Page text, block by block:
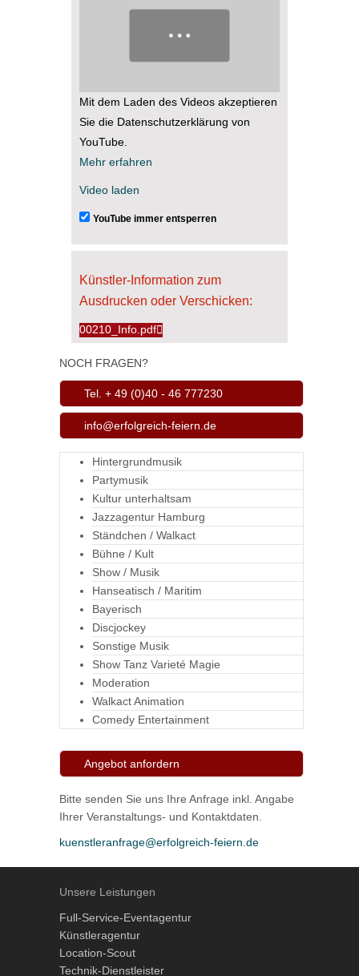
Mit dem Laden des Videos akzeptieren
Sie die Datenschutzerklärung von
YouTube.
Mehr erfahren
Video laden
YouTube immer entsperren
Künstler-Information zum
Ausdrucken oder Verschicken:
00210_Info.pdf
NOCH FRAGEN?
Tel. + 49 (0)40 - 46 777230
info@erfolgreich-feiern.de
Hintergrundmusik
Partymusik
Kultur unterhaltsam
Jazzagentur Hamburg
Ständchen / Walkact
Bühne / Kult
Show / Musik
Hanseatisch / Maritim
Bayerisch
Discjockey
Sonstige Musik
Show Tanz Varieté Magie
Moderation
Walkact Animation
Comedy Entertainment
Angebot anfordern
Bitte senden Sie uns Ihre Anfrage inkl. Angabe
Ihrer Veranstaltungs- und Kontaktdaten.
kuenstleranfrage@erfolgreich-feiern.de
Unsere Leistungen
Full-Service-Eventagentur
Künstleragentur
Location-Scout
Technik-Dienstleister